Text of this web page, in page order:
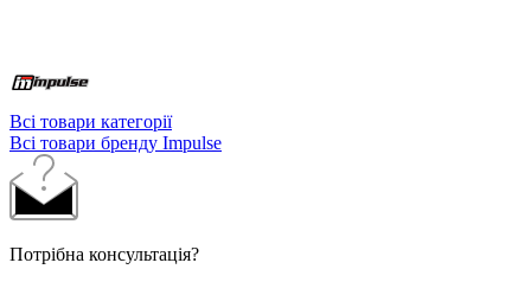
Всі товари категорії
Всі товари бренду Impulse
Потрібна консультація?